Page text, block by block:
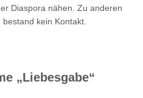
Diaspora nähen. Zu anderen
kein Kontakt.
„Liebesgabe“